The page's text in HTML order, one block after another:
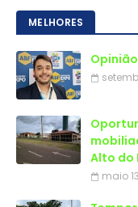
MELHORES
Alto do
maio